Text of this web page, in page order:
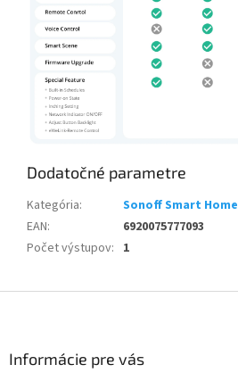
Dodatočné parametre
Kategória:
Sonoff Smart Home
EAN:
6920075777093
Počet výstupov: 1
Informácie pre vás